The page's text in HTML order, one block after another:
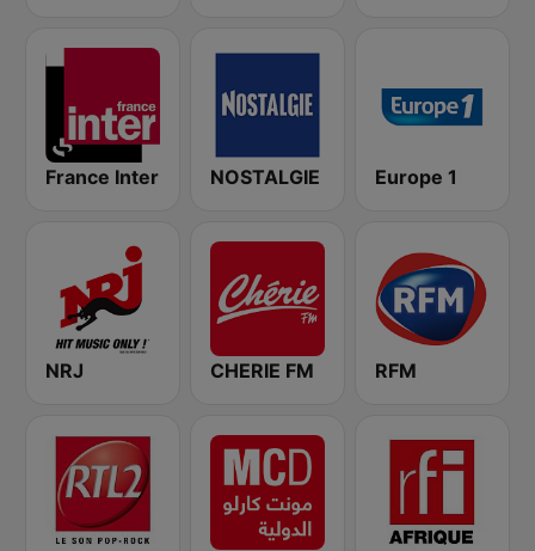
France Inter NOSTALGIE Europe 1
NRJ CHERIE FM RFM